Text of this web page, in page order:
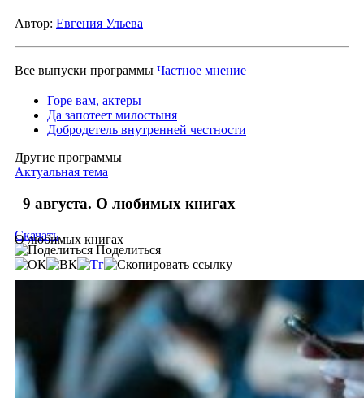
Автор: Евгения Ульева
Все выпуски программы Частное мнение
Горе вам, актеры
Да запотеет милостыня
Добродетель внутренней честности
Другие программы
Актуальная тема
9 августа. О любимых книгах
О любимых книгах
Скачать
Поделиться